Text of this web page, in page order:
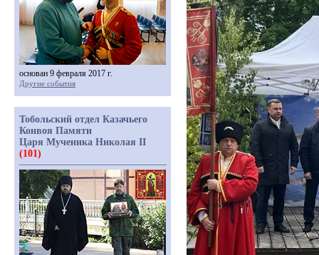
основан 9 февраля 2017 г.
Другие события
Тобольский отдел Казачьего
Конвоя Памяти
Царя Мученика Николая II
(101)